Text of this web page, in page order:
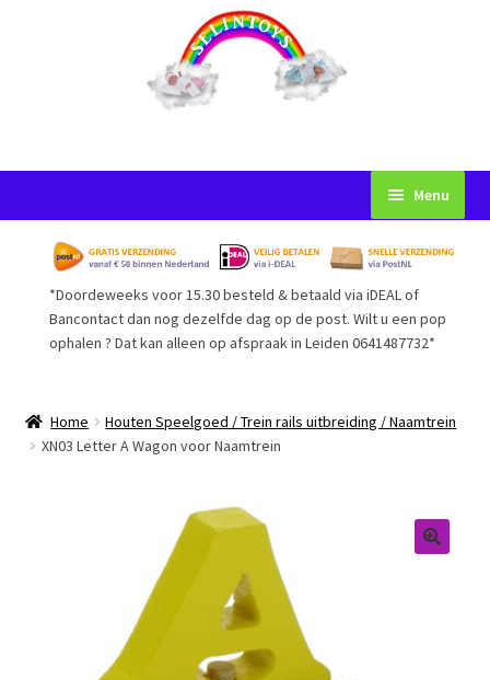
naar
navigatie
inhoud
Menu
Startpagina
Voorwaarden
Afrekenen
*Doordeweeks voor 15.30 besteld & betaald via iDEAL of
Bancontact dan nog dezelfde dag op de post. Wilt u een pop
ophalen ? Dat kan alleen op afspraak in Leiden 0641487732*
Home
Houten Speelgoed / Trein rails uitbreiding / Naamtrein
XN03 Letter A Wagon voor Naamtrein